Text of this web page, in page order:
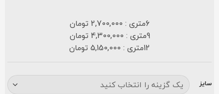
6متری : 2,700,000 تومان
9متری : 4,300,000 تومان
12متری : 5,150,000 تومان
سایز